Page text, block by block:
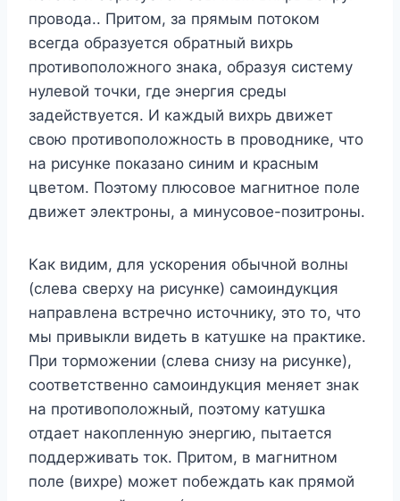
провода.. Притом, за прямым потоком
всегда образуется обратный вихрь
противоположного знака, образуя систему
нулевой точки, где энергия среды
задействуется. И каждый вихрь движет
свою противоположность в проводнике, что
на рисунке показано синим и красным
цветом. Поэтому плюсовое магнитное поле
движет электроны, а минусовое-позитроны.
Как видим, для ускорения обычной волны
(слева сверху на рисунке) самоиндукция
направлена встречно источнику, это то, что
мы привыкли видеть в катушке на практике.
При торможении (слева снизу на рисунке),
соответственно самоиндукция меняет знак
на противоположный, поэтому катушка
отдает накопленную энергию, пытается
поддерживать ток. Притом, в магнитном
поле (вихре) может побеждать как прямой